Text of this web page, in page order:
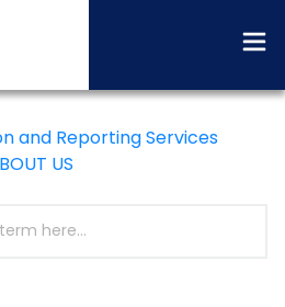
and Reporting Services
US